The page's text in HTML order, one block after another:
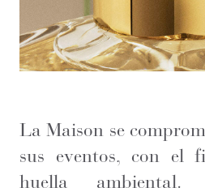
La Maison se
sus eventos, con el
huella ambiental.